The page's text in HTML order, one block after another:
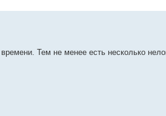
Тем не менее есть несколько